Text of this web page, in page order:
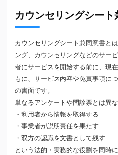
カウンセリングシート
カウンセリングシート兼同意書と
ング、カウンセリングなどのサー
者にサービスを開始する前に、現
もに、サービス内容や免責事項に
の書面です。
単なるアンケートや問診票とは異な
・利用者から情報を取得する
・事業者が説明責任を果たす
・双方の認識を文書として残す
という法的・実務的な役割を同時